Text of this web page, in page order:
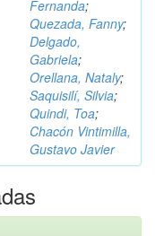
Fernanda;
Quezada, Fanny;
Delgado,
Gabriela;
Orellana, Nataly;
Saquisilí, Silvia;
Quindi, Toa;
Chacón Vintimilla,
Gustavo Javier